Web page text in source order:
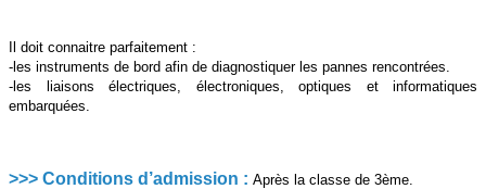
Il doit connaitre parfaitement :
-les instruments de bord afin de diagnostiquer les pannes rencontrées.
-les liaisons électriques, électroniques, optiques et informatiques
embarquées.
>>> Conditions d’admission : Après la classe de 3ème